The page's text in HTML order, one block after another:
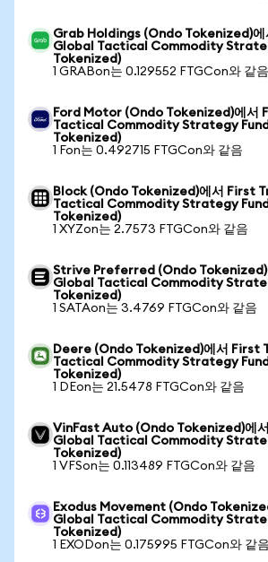
Grab Holdings (Ondo Tokenized)
Global Tactical Commodity
Tokenized)
1 GRABon는 0.129552 FTGCon와 같음
Ford Motor (Ondo Tokenized)에서
Tactical Commodity Strategy
Tokenized)
1 Fon는 0.492715 FTGCon와 같음
Block (Ondo Tokenized)에서 First
Tactical Commodity Strategy
Tokenized)
1 XYZon는 2.7573 FTGCon와 같음
Strive Preferred (Ondo
Global Tactical Commodity
Tokenized)
1 SATAon는 3.4769 FTGCon와 같음
Deere (Ondo Tokenized)에서 First
Tactical Commodity Strategy
Tokenized)
1 DEon는 21.5478 FTGCon와 같음
VinFast Auto (Ondo Tokenized)에
Global Tactical Commodity
Tokenized)
1 VFSon는 0.113489 FTGCon와 같음
Exodus Movement (Ondo
Global Tactical Commodity
Tokenized)
1 EXODon는 0.175995 FTGCon와 같음